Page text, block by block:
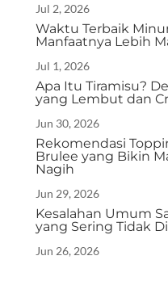
Jul 2, 2026
Waktu Terbaik
Manfaatnya Lebih
Jul 1, 2026
Apa Itu Tiramisu?
yang Lembut dan
Jun 30, 2026
Rekomendasi
Brulee yang Bikin
Nagih
Jun 29, 2026
Kesalahan Umum
yang Sering Tidak
Jun 26, 2026